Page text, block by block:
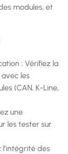
modules, et
: Vérifiez la
les
(CAN, K-Line,
une
les tester sur
des